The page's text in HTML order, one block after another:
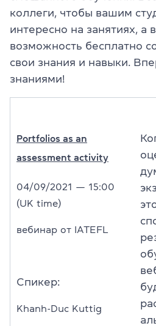
коллеги, чтобы вашим
интересно на занятиях, а
возможность бесплатно
свои знания и навыки.
знаниями!
Portfolios as an
assessment activity
04/09/2021 — 15:00
(UK time)
вебинар от IATEFL
Спикер:
Khanh-Duc Kuttig